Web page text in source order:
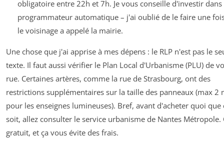
obligatoire entre 22h et 7h. Je vous conseille d'investir dans
programmateur automatique – j'ai oublié de le faire une
le voisinage a appelé la mairie.
Une chose que j'ai apprise à mes dépens : le RLP n'est pas le
texte. Il faut aussi vérifier le Plan Local d'Urbanisme (PLU) de
rue. Certaines artères, comme la rue de Strasbourg, ont des
restrictions supplémentaires sur la taille des panneaux (max 2
pour les enseignes lumineuses). Bref, avant d'acheter quoi que
soit, allez consulter le service urbanisme de Nantes Métropole.
gratuit, et ça vous évite des frais.